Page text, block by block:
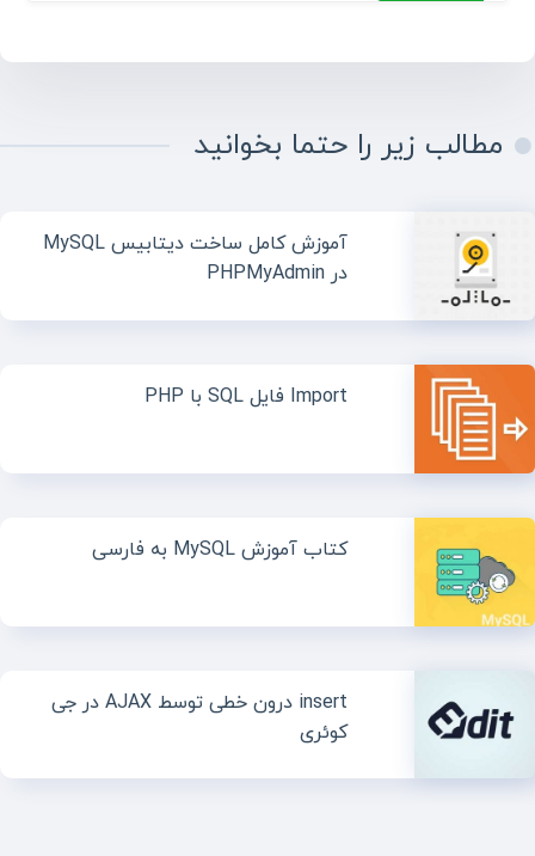
مطالب زیر را حتما بخوانید
آموزش کامل ساخت دیتابیس MySQL
در PHPMyAdmin
Import فایل SQL با PHP
کتاب آموزش MySQL به فارسی
insert درون خطی توسط AJAX در جی
کوئری